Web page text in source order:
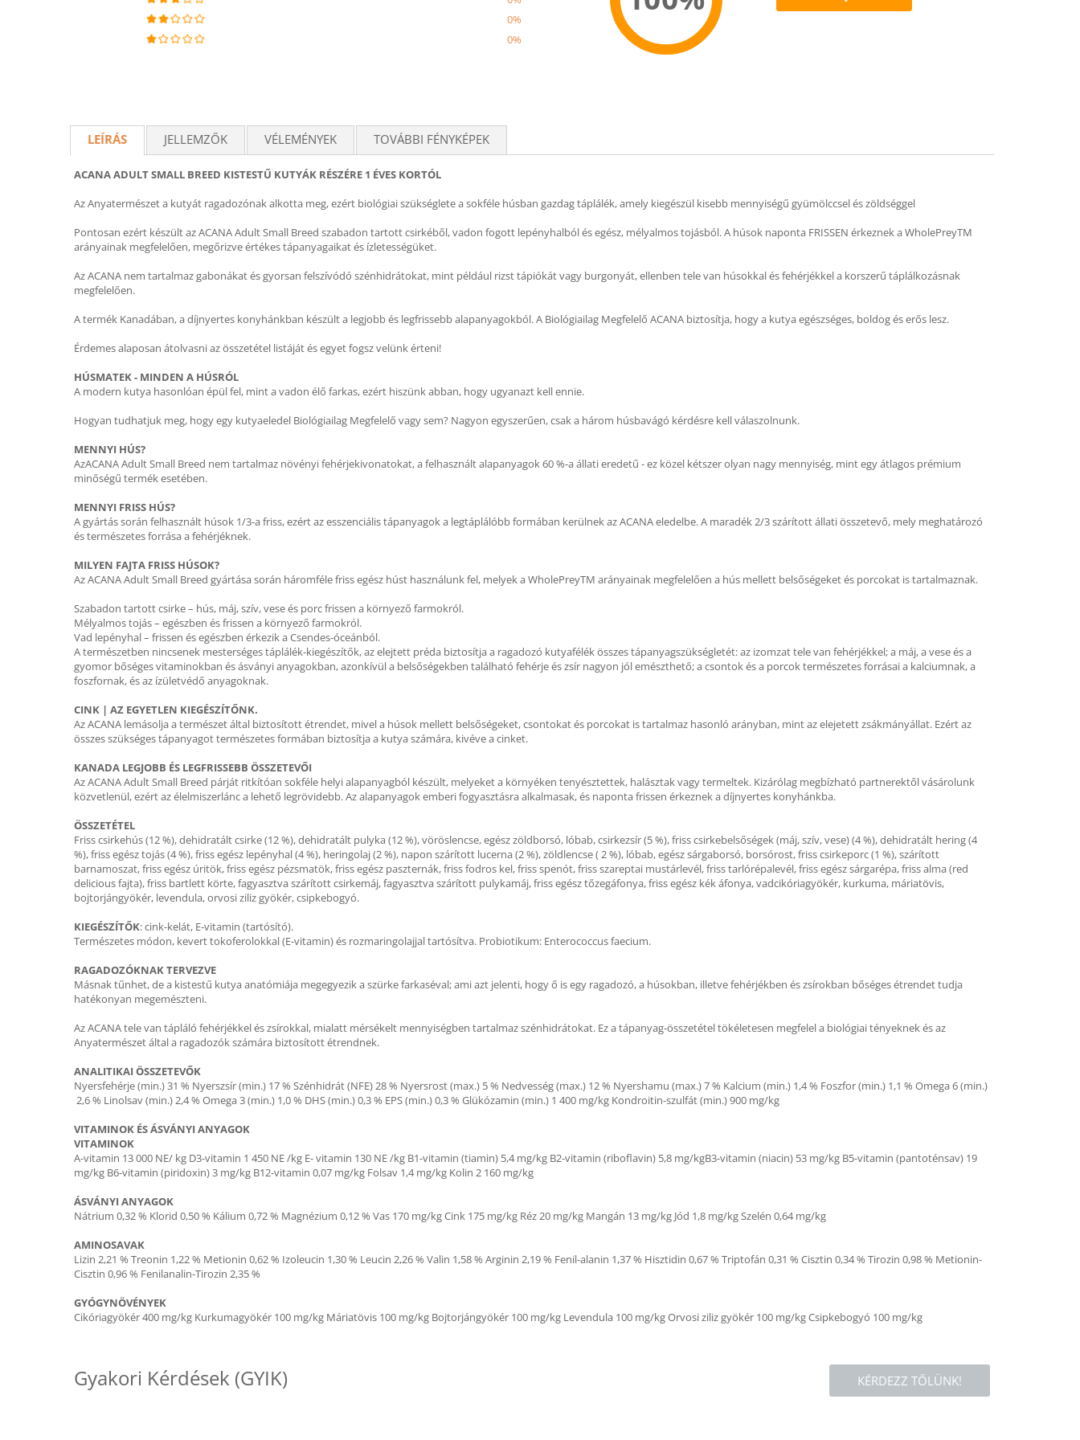
0%
0%
LEÍRÁS JELLEMZŐK VÉLEMÉNYEK TOVÁBBI FÉNYKÉPEK
ACANA ADULT SMALL BREED KISTESTŰ KUTYÁK RÉSZÉRE 1 ÉVES KORTÓL
Az Anyatermészet a kutyát ragadozónak alkotta meg, ezért biológiai szükséglete a sokféle húsban gazdag táplálék, amely kiegészül kisebb mennyiségű gyümölccsel és zöldséggel
Pontosan ezért készült az ACANA Adult Small Breed szabadon tartott csirkéből, vadon fogott lepényhalból és egész, mélyalmos tojásból. A húsok naponta FRISSEN érkeznek a WholePreyTM
arányainak megfelelően, megőrizve értékes tápanyagaikat és ízletességüket.
Az ACANA nem tartalmaz gabonákat és gyorsan felszívódó szénhidrátokat, mint például rizst tápiókát vagy burgonyát, ellenben tele van húsokkal és fehérjékkel a korszerű táplálkozásnak
megfelelően.
A termék Kanadában, a díjnyertes konyhánkban készült a legjobb és legfrissebb alapanyagokból. A Biológiailag Megfelelő ACANA biztosítja, hogy a kutya egészséges, boldog és erős lesz.
Érdemes alaposan átolvasni az összetétel listáját és egyet fogsz velünk érteni!
HÚSMATEK - MINDEN A HÚSRÓL
A modern kutya hasonlóan épül fel, mint a vadon élő farkas, ezért hiszünk abban, hogy ugyanazt kell ennie.
Hogyan tudhatjuk meg, hogy egy kutyaeledel Biológiailag Megfelelő vagy sem? Nagyon egyszerűen, csak a három húsbavágó kérdésre kell válaszolnunk.
MENNYI HÚS?
AzACANA Adult Small Breed nem tartalmaz növényi fehérjekivonatokat, a felhasznált alapanyagok 60 %-a állati eredetű - ez közel kétszer olyan nagy mennyiség, mint egy átlagos prémium
minőségű termék esetében.
MENNYI FRISS HÚS?
A gyártás során felhasznált húsok 1/3-a friss, ezért az esszenciális tápanyagok a legtáplálóbb formában kerülnek az ACANA eledelbe. A maradék 2/3 szárított állati összetevő, mely meghatározó
és természetes forrása a fehérjéknek.
MILYEN FAJTA FRISS HÚSOK?
Az ACANA Adult Small Breed gyártása során háromféle friss egész húst használunk fel, melyek a WholePreyTM arányainak megfelelően a hús mellett belsőségeket és porcokat is tartalmaznak.
Szabadon tartott csirke – hús, máj, szív, vese és porc frissen a környező farmokról.
Mélyalmos tojás – egészben és frissen a környező farmokról.
Vad lepényhal – frissen és egészben érkezik a Csendes-óceánból.
A természetben nincsenek mesterséges táplálék-kiegészítők, az elejtett préda biztosítja a ragadozó kutyafélék összes tápanyagszükségletét: az izomzat tele van fehérjékkel; a máj, a vese és a
gyomor bőséges vitaminokban és ásványi anyagokban, azonkívül a belsőségekben található fehérje és zsír nagyon jól emészthető; a csontok és a porcok természetes forrásai a kalciumnak, a
foszfornak, és az ízületvédő anyagoknak.
CINK | AZ EGYETLEN KIEGÉSZÍTŐNK.
Az ACANA lemásolja a természet által biztosított étrendet, mivel a húsok mellett belsőségeket, csontokat és porcokat is tartalmaz hasonló arányban, mint az elejetett zsákmányállat. Ezért az
összes szükséges tápanyagot természetes formában biztosítja a kutya számára, kivéve a cinket.
KANADA LEGJOBB ÉS LEGFRISSEBB ÖSSZETEVŐI
Az ACANA Adult Small Breed párját ritkítóan sokféle helyi alapanyagból készült, melyeket a környéken tenyésztettek, halásztak vagy termeltek. Kizárólag megbízható partnerektől vásárolunk
közvetlenül, ezért az élelmiszerlánc a lehető legrövidebb. Az alapanyagok emberi fogyasztásra alkalmasak, és naponta frissen érkeznek a díjnyertes konyhánkba.
ÖSSZETÉTEL
Friss csirkehús (12 %), dehidratált csirke (12 %), dehidratált pulyka (12 %), vöröslencse, egész zöldborsó, lóbab, csirkezsír (5 %), friss csirkebelsőségek (máj, szív, vese) (4 %), dehidratált hering (4
%), friss egész tojás (4 %), friss egész lepényhal (4 %), heringolaj (2 %), napon szárított lucerna (2 %), zöldlencse ( 2 %), lóbab, egész sárgaborsó, borsórost, friss csirkeporc (1 %), szárított
barnamoszat, friss egész úritök, friss egész pézsmatök, friss egész paszternák, friss fodros kel, friss spenót, friss szareptai mustárlevél, friss tarlórépalevél, friss egész sárgarépa, friss alma (red
delicious fajta), friss bartlett körte, fagyasztva szárított csirkemáj, fagyasztva szárított pulykamáj, friss egész tőzegáfonya, friss egész kék áfonya, vadcikóriagyökér, kurkuma, máriatövis,
bojtorjángyökér, levendula, orvosi ziliz gyökér, csipkebogyó.
KIEGÉSZÍTŐK: cink-kelát, E-vitamin (tartósító).
Természetes módon, kevert tokoferolokkal (E-vitamin) és rozmaringolajjal tartósítva. Probiotikum: Enterococcus faecium.
RAGADOZÓKNAK TERVEZVE
Másnak tűnhet, de a kistestű kutya anatómiája megegyezik a szürke farkaséval; ami azt jelenti, hogy ő is egy ragadozó, a húsokban, illetve fehérjékben és zsírokban bőséges étrendet tudja
hatékonyan megemészteni.
Az ACANA tele van tápláló fehérjékkel és zsírokkal, mialatt mérsékelt mennyiségben tartalmaz szénhidrátokat. Ez a tápanyag-összetétel tökéletesen megfelel a biológiai tényeknek és az
Anyatermészet által a ragadozók számára biztosított étrendnek.
ANALITIKAI ÖSSZETEVŐK
Nyersfehérje (min.)31 % Nyerszsír (min.) 17 % Szénhidrát (NFE)28 % Nyersrost (max.) 5 % Nedvesség (max.) 12 % Nyershamu (max.)7 % Kalcium (min.) 1,4 % Foszfor (min.) 1,1 % Omega 6 (min.)
2,6 % Linolsav (min.)2,4 % Omega 3 (min.) 1,0 % DHS (min.)0,3 % EPS (min.)0,3 % Glükózamin (min.) 1 400 mg/kg Kondroitin-szulfát (min.)900 mg/kg
VITAMINOK ÉS ÁSVÁNYI ANYAGOK
VITAMINOK
A-vitamin 13 000 NE/ kg D3-vitamin 1 450 NE /kg E- vitamin 130 NE /kg B1-vitamin (tiamin) 5,4 mg/kg B2-vitamin (riboflavin) 5,8 mg/kgB3-vitamin (niacin) 53 mg/kg B5-vitamin (pantoténsav) 19
mg/kg B6-vitamin (piridoxin)3 mg/kg B12-vitamin 0,07 mg/kg Folsav 1,4 mg/kg Kolin 2 160 mg/kg
ÁSVÁNYI ANYAGOK
Nátrium 0,32 % Klorid 0,50 % Kálium 0,72 % Magnézium 0,12 % Vas 170 mg/kg Cink 175 mg/kg Réz20 mg/kg Mangán 13 mg/kg Jód 1,8 mg/kg Szelén 0,64 mg/kg
AMINOSAVAK
Lizin 2,21 % Treonin 1,22 % Metionin 0,62 % Izoleucin 1,30 % Leucin 2,26 % Valin 1,58 % Arginin 2,19 % Fenil-alanin 1,37 % Hisztidin 0,67 % Triptofán 0,31 % Cisztin 0,34 % Tirozin 0,98 % Metionin-
Cisztin 0,96 % Fenilanalin-Tirozin 2,35 %
GYÓGYNÖVÉNYEK
Cikóriagyökér400 mg/kg Kurkumagyökér 100 mg/kg Máriatövis 100 mg/kg Bojtorjángyökér 100 mg/kg Levendula 100 mg/kg Orvosi ziliz gyökér 100 mg/kg Csipkebogyó 100 mg/kg
KÉRDEZZ TŐLÜNK!
Gyakori Kérdések (GYIK)